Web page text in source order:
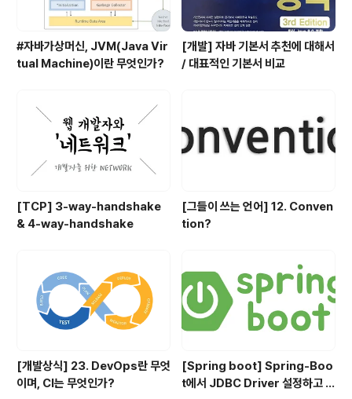
#자바가상머신, JVM(Java Vir
tual Machine)이란 무엇인가?
[개발] 자바 기본서 추천에 대해서
/ 대표적인 기본서 비교
[TCP] 3-way-handshake
& 4-way-handshake
[그들이 쓰는 언어] 12. Conven
tion?
[개발상식] 23. DevOps란 무엇
이며, CI는 무엇인가?
[Spring boot] Spring-Boo
t에서 JDBC Driver 설정하고 사